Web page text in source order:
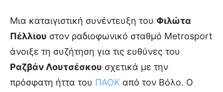
Μια καταιγιστική συνέντευξη του Φιλώτα
Πέλλιου στον ραδιοφωνικό σταθμό Metrosport
άνοιξε τη συζήτηση για τις ευθύνες του
Ραζβάν Λουτσέσκου σχετικά με την
πρόσφατη ήττα του ΠΑΟΚ από τον Βόλο. Ο